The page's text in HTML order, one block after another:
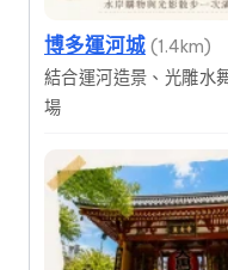
博多運河城 (1.4km)
結合運河造景、光雕水
場